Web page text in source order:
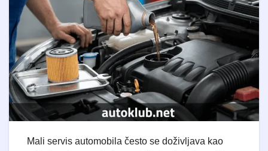
Mali servis automobila često se doživljava kao